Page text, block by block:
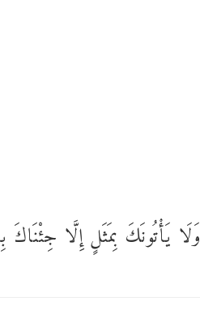
وَلَا يَأْتُونَكَ بِمَثَلٍ إِلَّا